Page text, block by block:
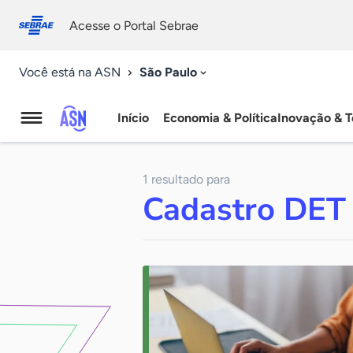
conosco
Acesse o Portal Sebrae
Você está na ASN São Paulo
Agência
Notícias
Início Economia & PolíticaInovação &
1 resultado para
Cadastro DET